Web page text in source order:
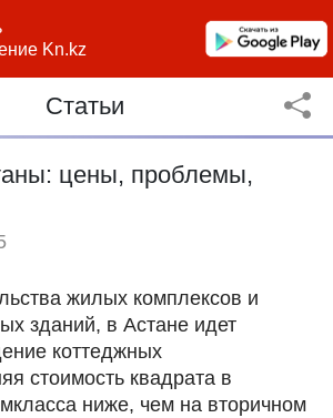
Kn.kz
Статьи
цены, проблемы,
жилых комплексов и
зданий, в Астане идет
коттеджных
стоимость квадрата в
ниже, чем на вторичном